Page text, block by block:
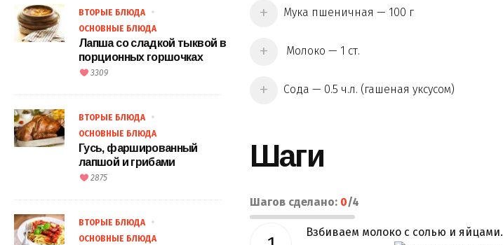
ВТОРЫЕ БЛЮДА
ОСНОВНЫЕ БЛЮДА
Лапша со сладкой тыквой в
порционных горшочках
3309
ВТОРЫЕ БЛЮДА
ОСНОВНЫЕ БЛЮДА
Гусь, фаршированный
лапшой и грибами
2875
ВТОРЫЕ БЛЮДА
ОСНОВНЫЕ БЛЮДА
Мука пшеничная — 100 г
Молоко — 1 ст.
Сода — 0.5 ч.л. (гашеная уксусом)
Шаги
Шагов сделано: 0/4
Взбиваем молоко с солью и яйцами.